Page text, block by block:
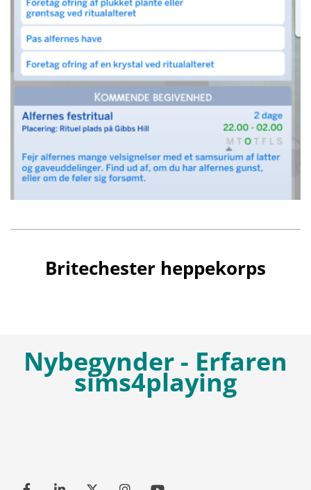
Britechester heppekorps
Nybegynder - Erfaren
sims4playing